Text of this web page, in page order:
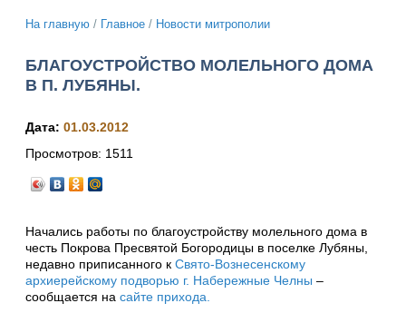
На главную / Главное / Новости митрополии
БЛАГОУСТРОЙСТВО МОЛЕЛЬНОГО ДОМА
В П. ЛУБЯНЫ.
Дата: 01.03.2012
Просмотров: 1511
Начались работы по благоустройству молельного дома в
честь Покрова Пресвятой Богородицы в поселке Лубяны,
недавно приписанного к Свято-Вознесенскому
архиерейскому подворью г. Набережные Челны –
сообщается на сайте прихода.